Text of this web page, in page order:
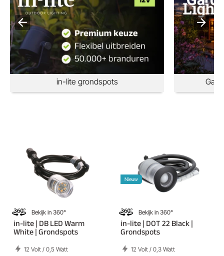
in-lite grondspots
Bekijk in 360°
in-lite | DB LED Warm
White | Grondspots
12 Volt / 0,5 Watt
Bekijk in 360°
Nieuw
in-lite | DOT 22 Black |
Grondspots
12 Volt / 0,3 Watt